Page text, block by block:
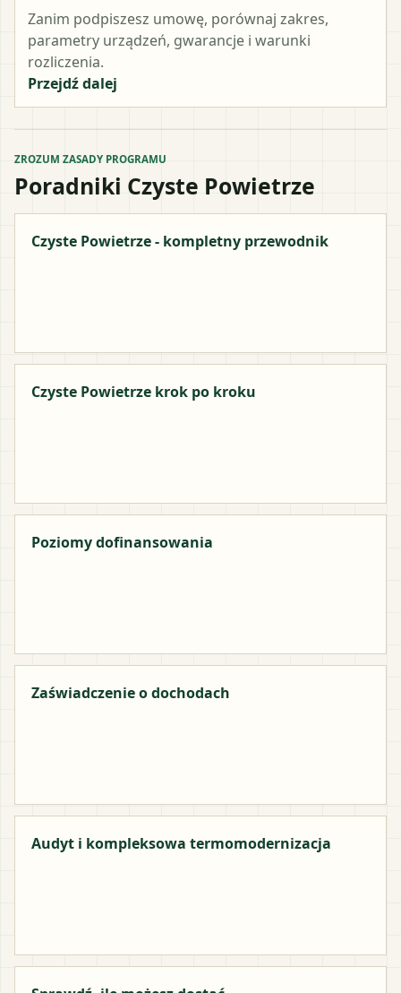
Zanim podpiszesz umowę, porównaj zakres,
parametry urządzeń, gwarancje i warunki
rozliczenia.
Przejdź dalej
ZROZUM ZASADY PROGRAMU
Poradniki Czyste Powietrze
Czyste Powietrze - kompletny przewodnik
Czyste Powietrze krok po kroku
Poziomy dofinansowania
Zaświadczenie o dochodach
Audyt i kompleksowa termomodernizacja